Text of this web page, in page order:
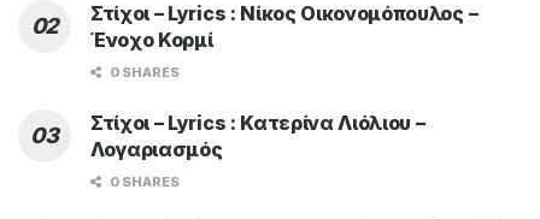
Στίχοι – Lyrics : Νίκος Οικονομόπουλος –
Ένοχο Κορμί
0 SHARES
Στίχοι – Lyrics : Κατερίνα Λιόλιου –
Λογαριασμός
0 SHARES